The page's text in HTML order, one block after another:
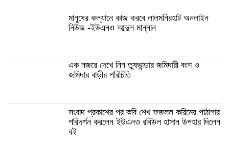
মানুষের কল্যানে কাজ করবে লালমনিরহাট অনলাইন
নিউজ -ইউএনও আব্দুল মান্নান
এক নজরে দেখে নিন তুষভান্ডার জমিদারী বংশ ও
জমিদার বাড়ীর পরিচিতি
সংবাদ প্রকাশের পর কবি শেখ ফজলল করিমের পাঠাগার
পরিদর্শন করলেন ইউএনও রবিউল হাসান উপহার দিলেন
বই